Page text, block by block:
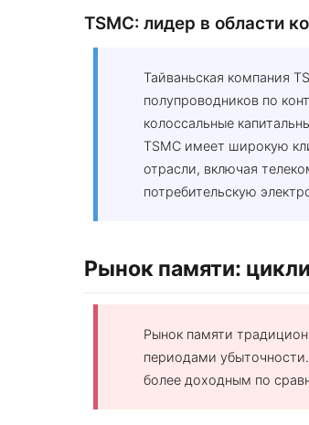
TSMC: лидер в области
Тайваньская компания
полупроводников по
колоссальные
TSMC имеет широкую
отрасли, включая
потребительскую
Рынок памяти:
Рынок памяти
периодами
более доходным по